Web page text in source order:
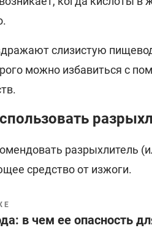
слизистую
можно избавиться с
разрыхлитель
средство от изжоги.
в чем ее опасность